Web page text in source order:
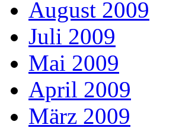
August 2009
Juli 2009
Mai 2009
April 2009
März 2009